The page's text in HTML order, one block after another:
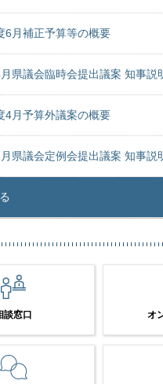
6月補正予算等の概要
県議会臨時会提出議案 知事説
4月予算外議案の概要
県議会定例会提出議案 知事説
談窓口 オ